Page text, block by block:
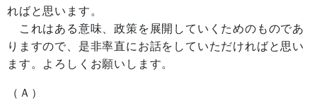
ればと思います。
これはある意味、政策を展開していくためのものであ
りますので、是非率直にお話をしていただければと思い
ます。よろしくお願いします。
（Ａ）